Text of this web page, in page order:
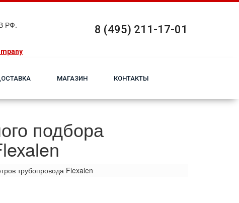
РФ.
8 (495) 211-17-01
МАГАЗИН КОНТАКТЫ
подбора
трубопровода Flexalen